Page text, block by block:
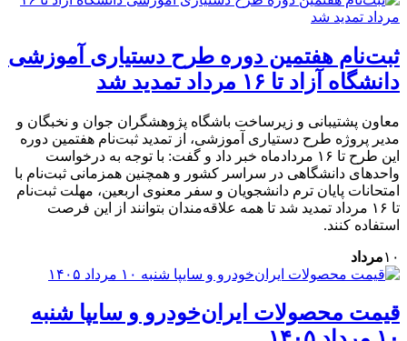
ثبت‌نام هفتمین دوره طرح دستیاری آموزشی
دانشگاه آزاد تا ۱۶ مرداد تمدید شد
معاون پشتیبانی و زیرساخت باشگاه پژوهشگران جوان و نخبگان و
مدیر پروژه طرح دستیاری آموزشی، از تمدید ثبت‌نام هفتمین دوره
این طرح تا ۱۶ مردادماه خبر داد و گفت: با توجه به درخواست
واحدهای دانشگاهی در سراسر کشور و همچنین همزمانی ثبت‌نام با
امتحانات پایان ترم دانشجویان و سفر معنوی اربعین، مهلت ثبت‌نام
تا ۱۶ مرداد تمدید شد تا همه علاقه‌مندان بتوانند از این فرصت
استفاده کنند.
۱۰مرداد
قیمت محصولات ایران‌خودرو و سایپا شنبه